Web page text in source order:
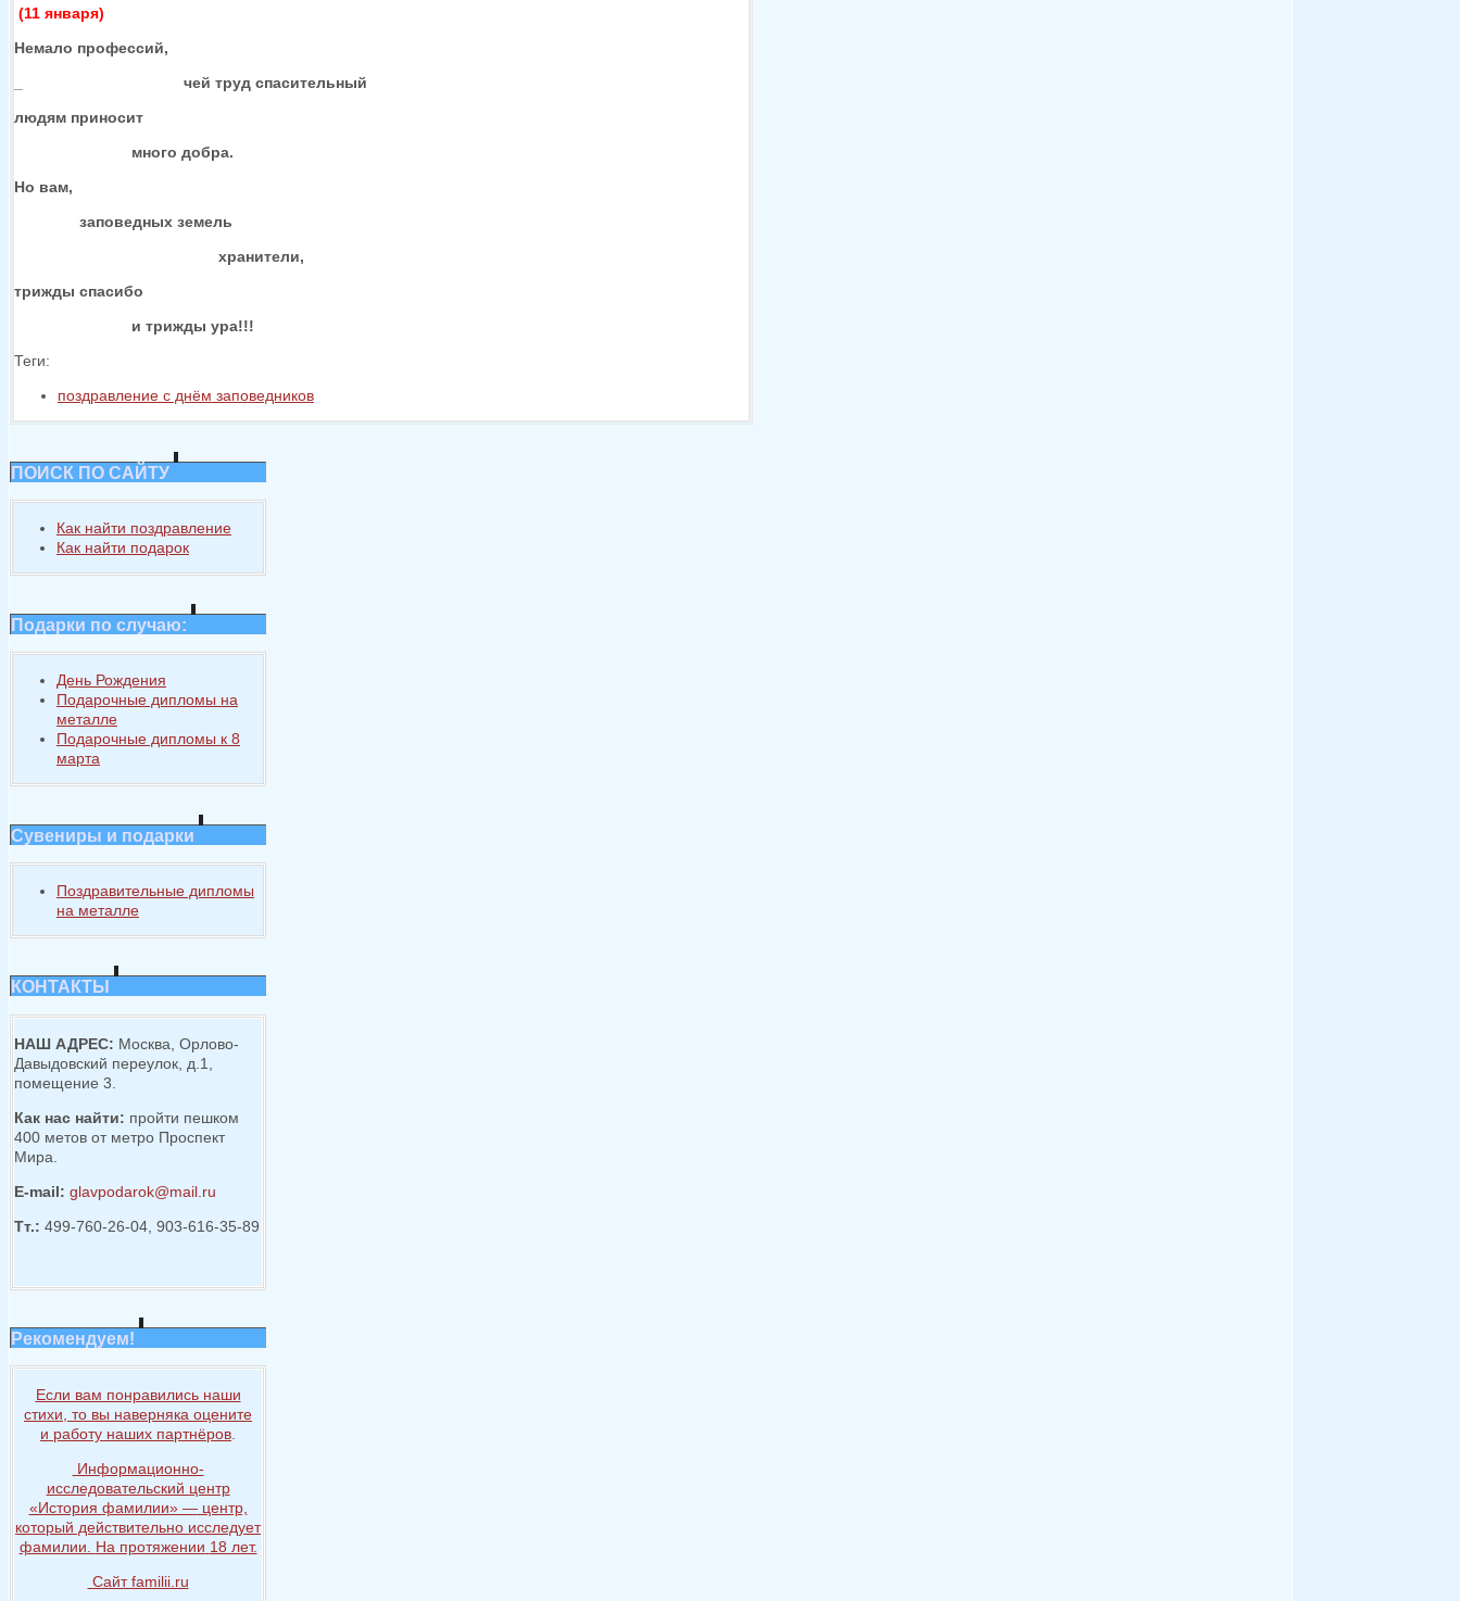
(11 января)
Немало профессий,
_ чей труд спасительный
людям приносит
много добра.
Но вам,
заповедных земель
хранители,
трижды спасибо
и трижды ура!!!
Теги:
поздравление с днём заповедников
ПОИСК ПО САЙТУ
Как найти поздравление
Как найти подарок
Подарки по случаю:
День Рождения
Подарочные дипломы на
металле
Подарочные дипломы к 8
марта
Сувениры и подарки
Поздравительные дипломы
на металле
КОНТАКТЫ
НАШ АДРЕС: Москва, Орлово-
Давыдовский переулок, д.1,
помещение 3.
Как нас найти: пройти пешком
400 метов от метро Проспект
Мира.
E-mail: glavpodarok@mail.ru
Тт.: 499-760-26-04, 903-616-35-89
Рекомендуем!
Если вам понравились наши
стихи, то вы наверняка оцените
и работу наших партнёров.
Информационно-
исследовательский центр
«История фамилии» —центр,
который действительно исследует
фамилии. На протяжении 18 лет.
Сайт familii.ru